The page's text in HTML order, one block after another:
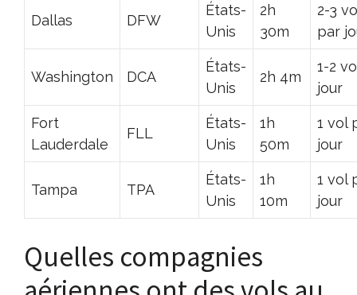
Dallas DFW
États-
Unis
2h
30m
2-3
par
Washington DCA
États-
Unis
2h 4m
1-2
jour
Fort
Lauderdale
FLL
États-
Unis
1h
50m
1 vol
jour
Tampa TPA
États-
Unis
1h
10m
1 vol
jour
Quelles compagnies